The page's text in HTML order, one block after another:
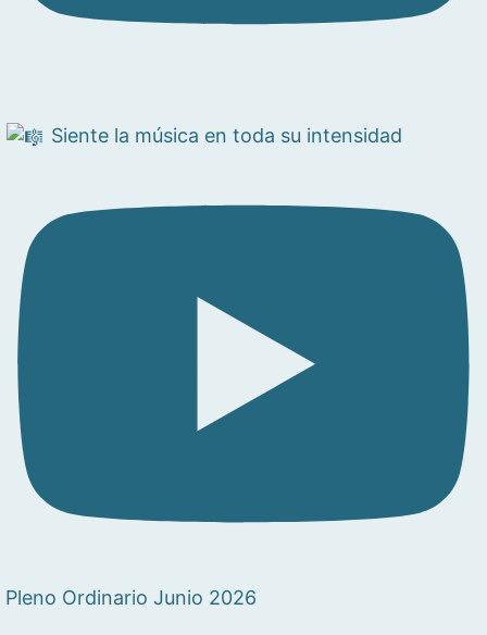
Siente la música en toda su intensidad
Pleno Ordinario Junio 2026